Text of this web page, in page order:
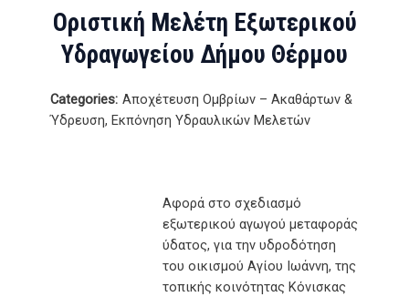
Οριστική Μελέτη Εξωτερικού
Υδραγωγείου Δήμου Θέρμου
Categories: Αποχέτευση Ομβρίων – Ακαθάρτων &
Ύδρευση, Εκπόνηση Υδραυλικών Μελετών
Αφορά στο σχεδιασμό
εξωτερικού αγωγού μεταφοράς
ύδατος, για την υδροδότηση
του οικισμού Αγίου Ιωάννη, της
τοπικής κοινότητας Κόνισκας